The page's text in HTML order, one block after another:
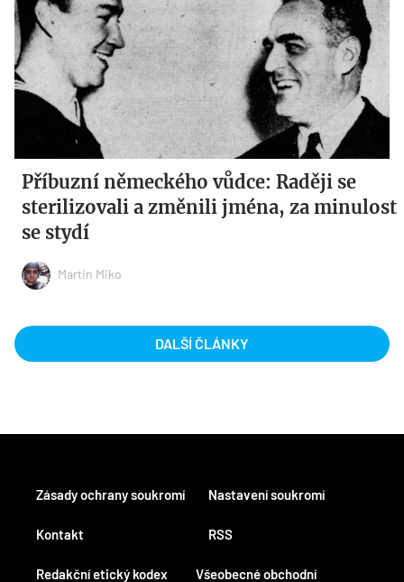
Příbuzní německého vůdce: Raději se
sterilizovali a změnili jména, za minulost
se stydí
Martin Miko
DALŠÍ ČLÁNKY
Kontakt
Redakční etický kodex
RSS
Všeobecné obchodní
Zásady ochrany soukromí Nastavení soukromí